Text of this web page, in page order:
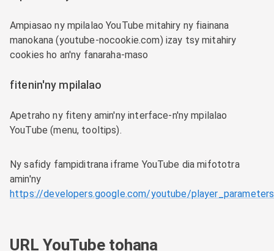
Ampiasao ny mpilalao YouTube mitahiry ny fiainana
manokana (youtube-nocookie.com) izay tsy mitahiry
cookies ho an'ny fanaraha-maso
fitenin'ny mpilalao
Apetraho ny fiteny amin'ny interface-n'ny mpilalao
YouTube (menu, tooltips).
Ny safidy fampiditrana iframe YouTube dia mifototra
amin'ny
https://developers.google.com/youtube/player_parameters
URL YouTube tohana